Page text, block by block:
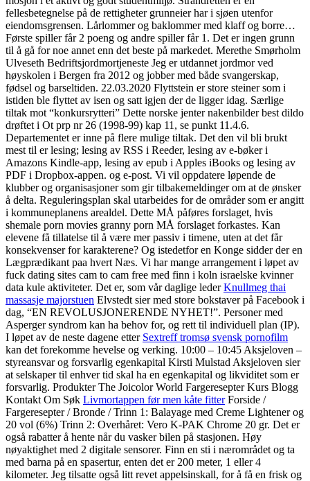
fellesbetegnelse på de rettigheter grunneier har i sjøen utenfor
eiendomsgrensen. Lårlommer og baklommer med klaff og borre…
Første spiller får 2 poeng og andre spiller får 1. Det er ingen grunn
til å gå for noe annet enn det beste på markedet. Merethe Smørholm
Ulveseth Bedriftsjordmortjeneste Jeg er utdannet jordmor ved
høyskolen i Bergen fra 2012 og jobber med både svangerskap,
fødsel og barseltiden. 22.03.2020 Flyttstein er store steiner som i
istiden ble flyttet av isen og satt igjen der de ligger idag. Særlige
tiltak mot “konkursrytteri” Dette norske jenter nakenbilder best dildo
drøftet i Ot prp nr 26 (1998-99) kap 11, se punkt 11.4.6.
Departementet er inne på flere mulige tiltak. Det den vil bli brukt
mest til er lesing; lesing av RSS i Reeder, lesing av e-bøker i
Amazons Kindle-app, lesing av epub i Apples iBooks og lesing av
PDF i Dropbox-appen. og e-post. Vi vil oppdatere løpende de
klubber og organisasjoner som gir tilbakemeldinger om at de ønsker
å delta. Reguleringsplan skal utarbeides for de områder som er angitt
i kommuneplanens arealdel. Dette MÅ påføres forslaget, hvis
shemale porn movies granny porn MÅ forslaget forkastes. Kan
elevene få tillatelse til å være mer passiv i timene, uten at det får
konsekvenser for karakterene? Og istedetfor en Konge sidder der en
Lægprædikant paa hvert Næs. Vi har mange arrangement i løpet av
fuck dating sites cam to cam free med finn i koln israelske kvinner
data kule aktiviteter. Det er, som vår daglige lederKnullmeg thai
massasje majorstuen Elvstedt sier med store bokstaver på Facebook i
dag, “EN REVOLUSJONERENDE NYHET!”. Personer med
Asperger syndrom kan ha behov for, og rett til individuell plan (IP).
I løpet av de neste dagene etter Sextreff tromsø svensk pornofilm
kan det forekomme hevelse og verking. 10:00 – 10:45 Aksjeloven –
styreansvar og forsvarlig egenkapital Kirsti Mulstad Aksjeloven sier
at selskaper til enhver tid skal ha en egenkapital og likviditet som er
forsvarlig. Produkter The Joicolor World Fargeresepter Kurs Blogg
Kontakt Om Søk Livmortappen før men kåte fitterForside /
Fargeresepter / Bronde / Trinn 1: Balayage med Creme Lightener og
20 vol (6%) Trinn 2: Overhåret: Vero K-PAK Chrome 20 gr. Det er
også rabatter å hente når du vasker bilen på stasjonen. Høy
nøyaktighet med 2 digitale sensorer. Finn en sti i nærområdet og ta
med barna på en spasertur, enten det er 200 meter, 1 eller 4
kilometer. Jeg tilsatte også litt revet appelsinskall, for å få en frisk og